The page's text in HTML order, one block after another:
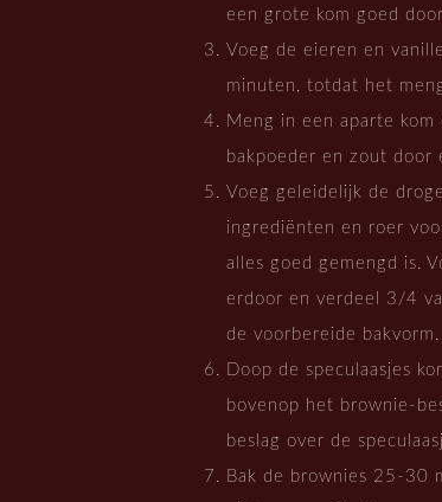
een grote kom goed
Voeg de eieren en
minuten, totdat het
Meng in een aparte kom
bakpoeder en zout door
Voeg geleidelijk de
ingrediënten en roer
alles goed gemengd is.
erdoor en verdeel 3/4
de voorbereide bakvorm.
Doop de speculaasjes
bovenop het brownie-
beslag over de
Bak de brownies 25-30